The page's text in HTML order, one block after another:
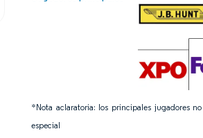
*Nota aclaratoria: los principales jugadores
especial